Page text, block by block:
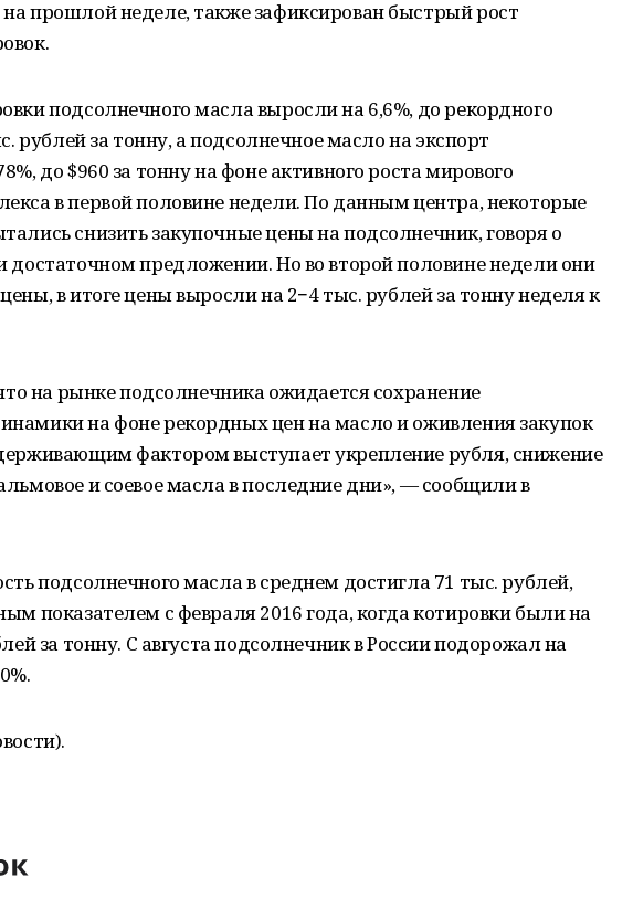
прошлой неделе, также зафиксирован быстрый рост
подсолнечного масла выросли на 6,6%, до рекордного
рублей за тонну, а подсолнечное масло на экспорт
до $960 за тонну на фоне активного роста мирового
в первой половине недели. По данным центра, некоторые
снизить закупочные цены на подсолнечник, говоря о
достаточном предложении. Но во второй половине недели они
в итоге цены выросли на 2−4 тыс. рублей за тонну неделя к
на рынке подсолнечника ожидается сохранение
на фоне рекордных цен на масло и оживления закупок
фактором выступает укрепление рубля, снижение
и соевое масла в последние дни», — сообщили в
подсолнечного масла в среднем достигла 71 тыс. рублей,
показателем с февраля 2016 года, когда котировки были на
за тонну. С августа подсолнечник в России подорожал на